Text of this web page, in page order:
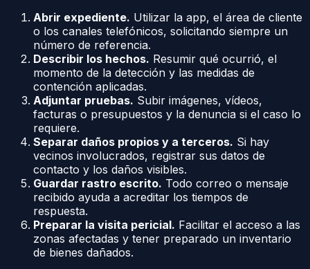
Abrir expediente. Utilizar la app, el área de cliente
o los canales telefónicos, solicitando siempre un
número de referencia.
Describir los hechos. Resumir qué ocurrió, el
momento de la detección y las medidas de
contención aplicadas.
Adjuntar pruebas. Subir imágenes, vídeos,
facturas o presupuestos y la denuncia si el caso lo
requiere.
Separar daños propios y a terceros. Si hay
vecinos involucrados, registrar sus datos de
contacto y los daños visibles.
Guardar rastro escrito. Todo correo o mensaje
recibido ayuda a acreditar los tiempos de
respuesta.
Preparar la visita pericial. Facilitar el acceso a las
zonas afectadas y tener preparado un inventario
de bienes dañados.